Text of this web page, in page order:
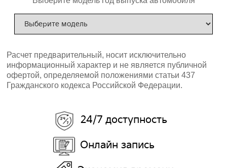
Расчет предварительный, носит исключительно
информационный характер и не является публичной
офертой, определяемой положениями статьи 437
Гражданского кодекса Российской Федерации.
24/7 доступность
Онлайн запись